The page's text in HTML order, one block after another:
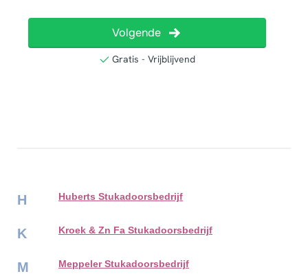
H Huberts Stukadoorsbedrijf
K Kroek & Zn Fa Stukadoorsbedrijf
M Meppeler Stukadoorsbedrijf